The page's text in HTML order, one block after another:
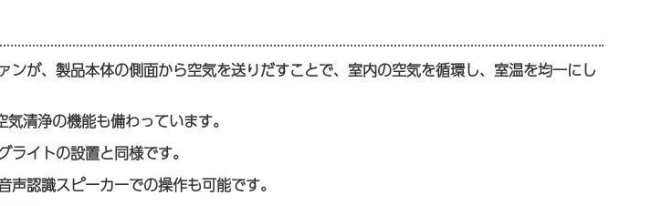
ンが、製品本体の側面から空気を送りだすことで、室内の空気を循環し、室温を均一にし
清浄の機能も備わっています。
イトの設置と同様です。
認識スピーカーでの操作も可能です。